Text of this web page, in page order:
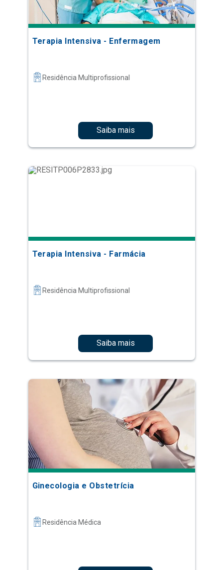
Terapia Intensiva - Enfermagem
Residência Multiprofissional
Saiba mais
Terapia Intensiva - Farmácia
Residência Multiprofissional
Saiba mais
Ginecologia e Obstetrícia
Residência Médica